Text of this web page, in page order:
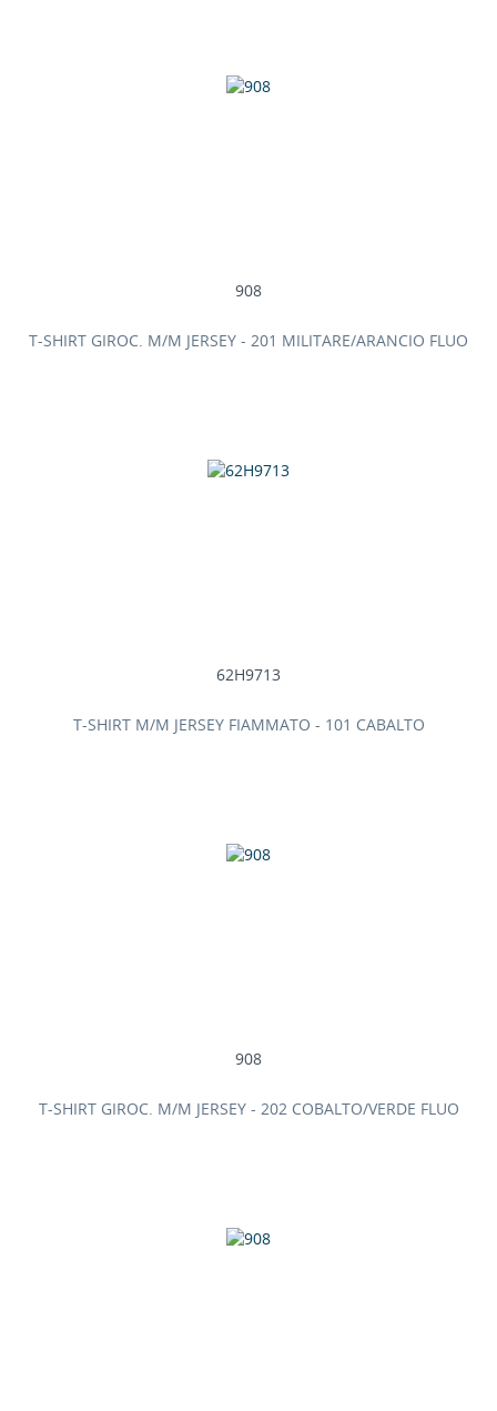
908
T-SHIRT GIROC. M/M JERSEY - 201 MILITARE/ARANCIO FLUO
62H9713
T-SHIRT M/M JERSEY FIAMMATO - 101 CABALTO
908
T-SHIRT GIROC. M/M JERSEY - 202 COBALTO/VERDE FLUO